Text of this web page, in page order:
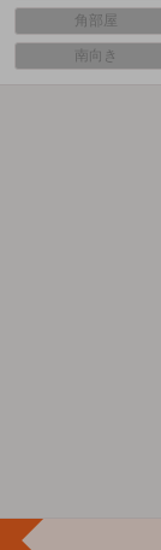
角部屋
南向き